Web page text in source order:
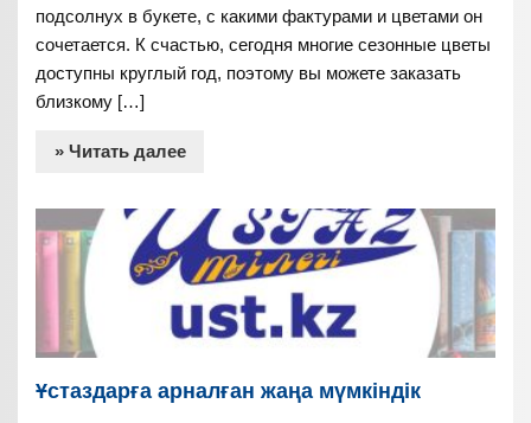
подсолнух в букете, с какими фактурами и цветами он
сочетается. К счастью, сегодня многие сезонные цветы
доступны круглый год, поэтому вы можете заказать
близкому […]
» Читать далее
Ұстаздарға арналған жаңа мүмкіндік